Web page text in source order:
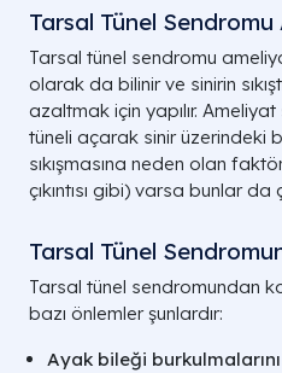
Tarsal Tünel Sendromu
Tarsal tünel sendromu
olarak da bilinir ve sinirin
azaltmak için yapılır.
tüneli açarak sinir üzerindeki
sıkışmasına neden olan
çıkıntısı gibi) varsa bunlar da
Tarsal Tünel
Tarsal tünel sendromundan
bazı önlemler şunlardır:
Ayak bileği